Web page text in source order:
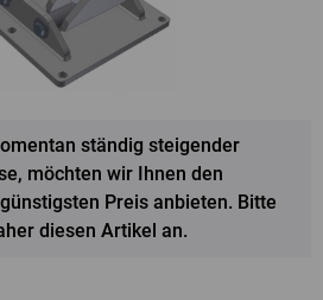
ständig steigender
möchten wir Ihnen den
Preis anbieten. Bitte
diesen Artikel an.